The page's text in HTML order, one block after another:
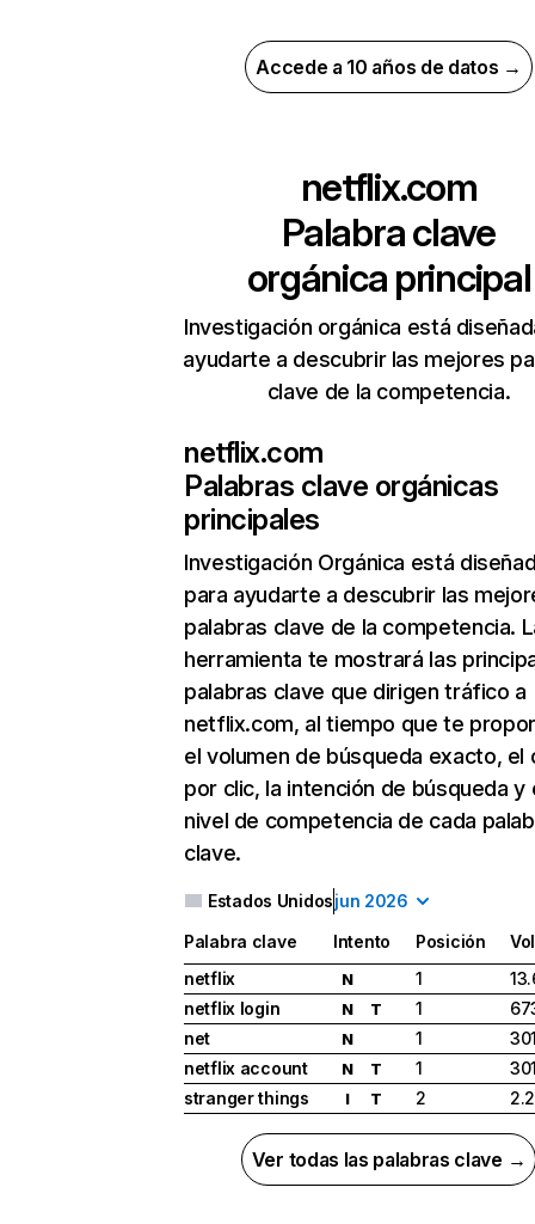
Accede a 10 años de datos →
netflix.com
Palabra clave
orgánica principal
Investigación orgánica está
ayudarte a descubrir las mejores
clave de la competencia.
netflix.com
Palabras clave orgánicas
principales
Investigación Orgánica está
para ayudarte a descubrir las
palabras clave de la competencia.
herramienta te mostrará las
palabras clave que dirigen tráfico a
netflix.com, al tiempo que te
el volumen de búsqueda exacto, el
por clic, la intención de búsqueda y
nivel de competencia de cada
clave.
Estados Unidosjun 2026
Palabra clave Intento Posición
netflix
N 1
netflix login
N T 1
net
N 1
netflix account
N T 1
stranger things
I T 2
Ver todas las palabras clave →